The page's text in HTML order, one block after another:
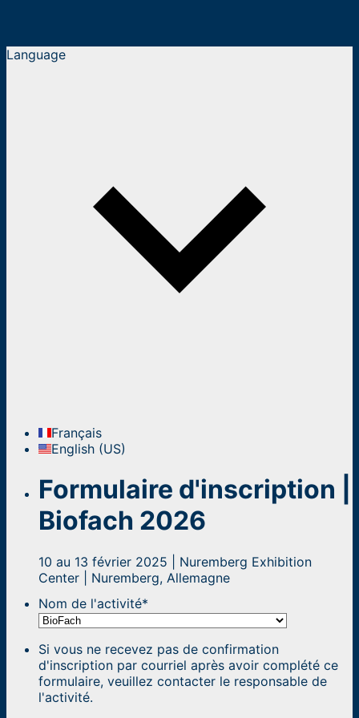
Language
Français
English (US)
Formulaire d'inscription |
Biofach 2026
10 au 13 février 2025 | Nuremberg Exhibition
Center | Nuremberg, Allemagne
Nom de l'activité*
Si vous ne recevez pas de confirmation
d'inscription par courriel après avoir complété ce
formulaire, veuillez contacter le responsable de
l'activité.